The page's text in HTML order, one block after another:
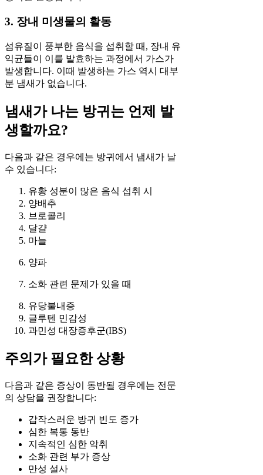
3. 장내 미생물의 활동
섬유질이 풍부한 음식을 섭취할 때, 장내 유
익균들이 이를 발효하는 과정에서 가스가
발생합니다. 이때 발생하는 가스 역시 대부
분 냄새가 없습니다.
냄새가 나는 방귀는 언제 발
생할까요?
다음과 같은 경우에는 방귀에서 냄새가 날
수 있습니다:
유황 성분이 많은 음식 섭취 시
양배추
브로콜리
달걀
마늘
양파
소화 관련 문제가 있을 때
유당불내증
글루텐 민감성
과민성 대장증후군(IBS)
주의가 필요한 상황
다음과 같은 증상이 동반될 경우에는 전문
의 상담을 권장합니다:
갑작스러운 방귀 빈도 증가
심한 복통 동반
지속적인 심한 악취
소화 관련 부가 증상
만성 설사